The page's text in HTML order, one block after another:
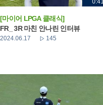
0:41
[마이어 LPGA 클래식]
FR_ 3R 마친 안나린 인터뷰
2024.06.17 145